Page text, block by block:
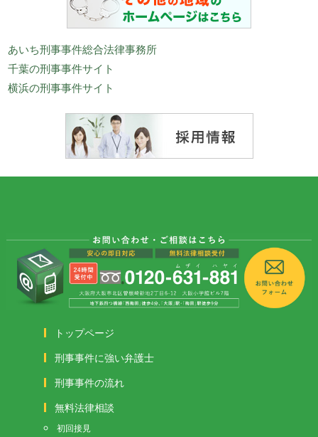
あいち刑事事件総合法律事務所
千葉の刑事事件サイト
横浜の刑事事件サイト
トップページ
刑事事件に強い弁護士
刑事事件の流れ
無料法律相談
初回接見